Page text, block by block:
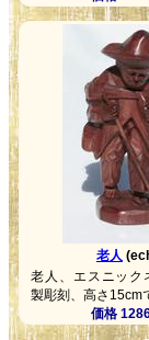
老人
老人、エスニック
製彫刻、高さ15cm
価格